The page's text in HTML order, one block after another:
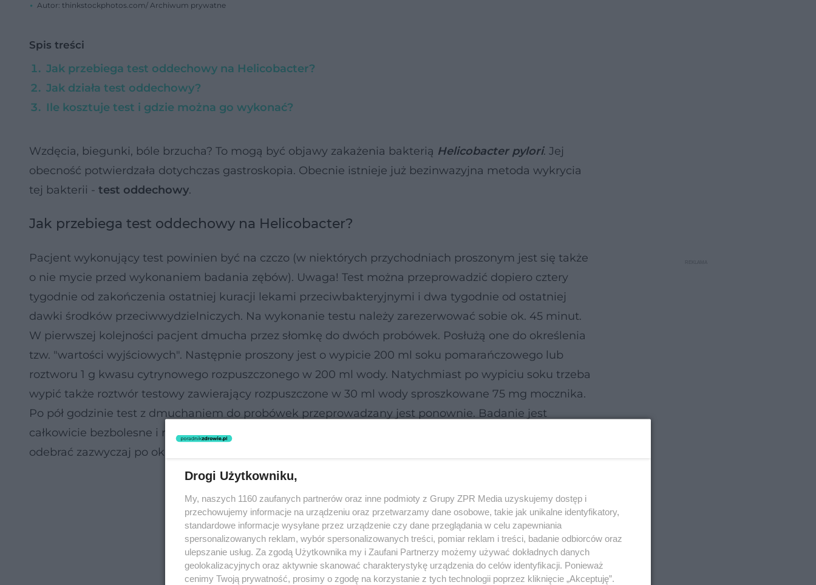
Autor: thinkstockphotos.com/ Archiwum prywatne
Spis treści
Jak przebiega test oddechowy na Helicobacter?
Jak działa test oddechowy?
Ile kosztuje test i gdzie można go wykonać?
Wzdęcia, biegunki, bóle brzucha? To mogą być objawy zakażenia bakterią Helicobacter pylori. Jej
obecność potwierdzała dotychczas gastroskopia. Obecnie istnieje już bezinwazyjna metoda wykrycia
tej bakterii - test oddechowy.
Jak przebiega test oddechowy na Helicobacter?
Pacjent wykonujący test powinien być na czczo (w niektórych przychodniach proszonym jest się także
o nie mycie przed wykonaniem badania zębów). Uwaga! Test można przeprowadzić dopiero cztery
tygodnie od zakończenia ostatniej kuracji lekami przeciwbakteryjnymi i dwa tygodnie od ostatniej
dawki środków przeciwwydzielniczych. Na wykonanie testu należy zarezerwować sobie ok. 45 minut.
W pierwszej kolejności pacjent dmucha przez słomkę do dwóch probówek. Posłużą one do określenia
tzw. "wartości wyjściowych". Następnie proszony jest o wypicie 200 ml soku pomarańczowego lub
roztworu 1 g kwasu cytrynowego rozpuszczonego w 200 ml wody. Natychmiast po wypiciu soku trzeba
wypić także roztwór testowy zawierający rozpuszczone w 30 ml wody sproszkowane 75 mg mocznika.
Po pół godzinie test z dmuchaniem do probówek przeprowadzany jest ponownie. Badanie jest
całkowicie bezbolesne i nie powinno wywoływać żadnych działań niepożądanych. Wyniki testu można
odebrać zazwyczaj po ok. 3 dniach.
Drogi Użytkowniku,
My, naszych 1160 zaufanych partnerów oraz inne podmioty z Grupy ZPR Media uzyskujemy dostęp i
przechowujemy informacje na urządzeniu oraz przetwarzamy dane osobowe, takie jak unikalne identyfikatory,
standardowe informacje wysyłane przez urządzenie czy dane przeglądania w celu zapewniania
spersonalizowanych reklam, wybór spersonalizowanych treści, pomiar reklam i treści, badanie odbiorców oraz
ulepszanie usług. Za zgodą Użytkownika my i Zaufani Partnerzy możemy używać dokładnych danych
geolokalizacyjnych oraz aktywnie skanować charakterystykę urządzenia do celów identyfikacji. Ponieważ
cenimy Twoją prywatność, prosimy o zgodę na korzystanie z tych technologii poprzez kliknięcie „Akceptuję”.